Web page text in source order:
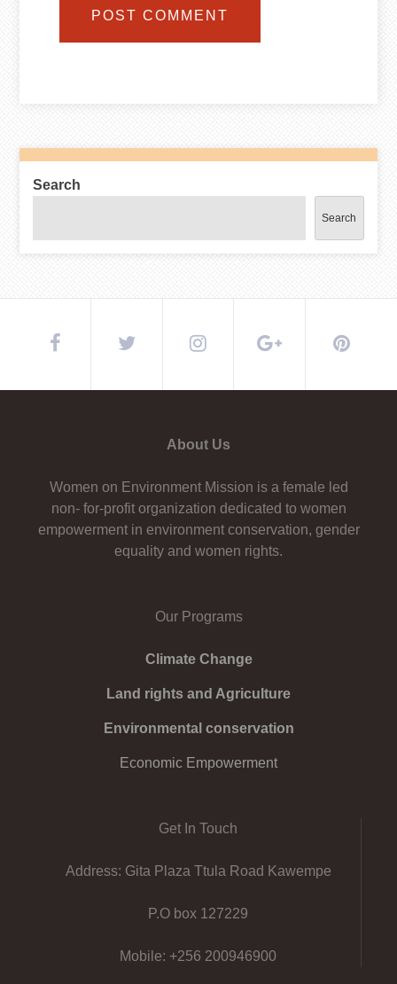
Search
Search
About Us
Women on Environment Mission is a female led
non- for-profit organization dedicated to women
empowerment in environment conservation, gender
equality and women rights.
Our Programs
Climate Change
Land rights and Agriculture
Environmental conservation
Economic Empowerment
Get In Touch
Address: Gita Plaza Ttula Road Kawempe
P.O box 127229
Mobile: +256 200946900